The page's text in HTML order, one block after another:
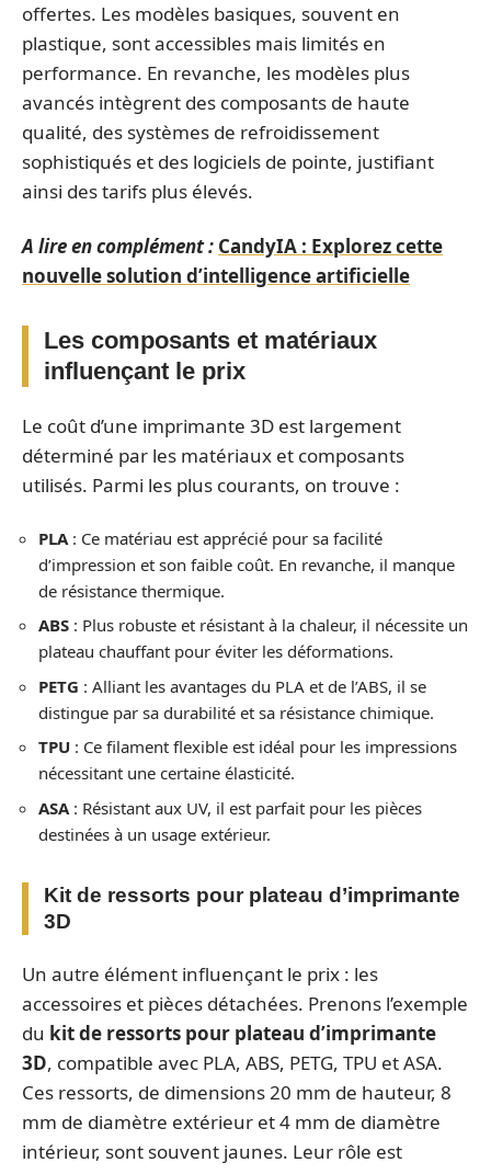
offertes. Les modèles basiques, souvent en
plastique, sont accessibles mais limités en
performance. En revanche, les modèles plus
avancés intègrent des composants de haute
qualité, des systèmes de refroidissement
sophistiqués et des logiciels de pointe, justifiant
ainsi des tarifs plus élevés.
A lire en complément : CandyIA : Explorez cette
nouvelle solution d’intelligence artificielle
Les composants et matériaux
influençant le prix
Le coût d’une imprimante 3D est largement
déterminé par les matériaux et composants
utilisés. Parmi les plus courants, on trouve :
PLA : Ce matériau est apprécié pour sa facilité
d’impression et son faible coût. En revanche, il manque
de résistance thermique.
ABS : Plus robuste et résistant à la chaleur, il nécessite un
plateau chauffant pour éviter les déformations.
PETG : Alliant les avantages du PLA et de l’ABS, il se
distingue par sa durabilité et sa résistance chimique.
TPU : Ce filament flexible est idéal pour les impressions
nécessitant une certaine élasticité.
ASA : Résistant aux UV, il est parfait pour les pièces
destinées à un usage extérieur.
Kit de ressorts pour plateau d’imprimante
3D
Un autre élément influençant le prix : les
accessoires et pièces détachées. Prenons l’exemple
du kit de ressorts pour plateau d’imprimante
3D, compatible avec PLA, ABS, PETG, TPU et ASA.
Ces ressorts, de dimensions 20 mm de hauteur, 8
mm de diamètre extérieur et 4 mm de diamètre
intérieur, sont souvent jaunes. Leur rôle est